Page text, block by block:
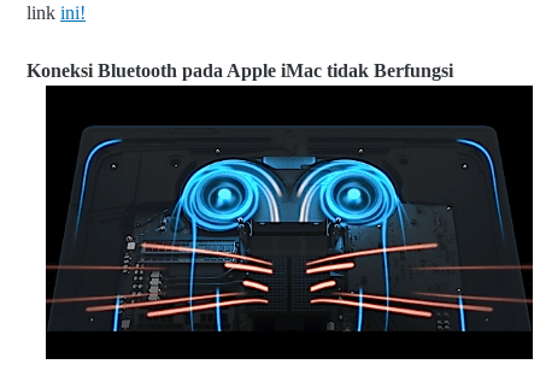
link ini!
Koneksi Bluetooth pada Apple iMac tidak Berfungsi